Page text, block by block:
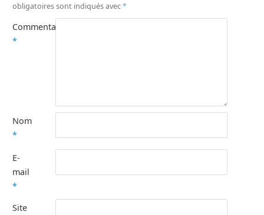
obligatoires sont indiqués avec*
Commentaire
*
Nom
*
E-
mail
*
Site